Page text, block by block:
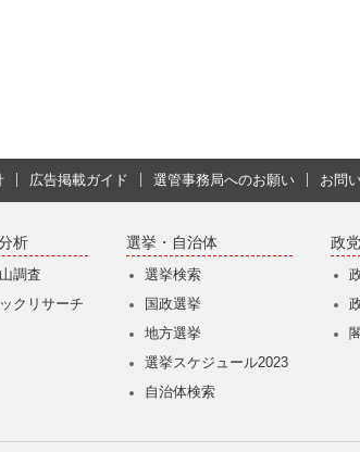
広告掲載ガイド 選管事務局へのお願い お問
析
調査
クリサーチ
選挙・自治体
選挙検索
国政選挙
地方選挙
選挙スケジュール2023
自治体検索
政